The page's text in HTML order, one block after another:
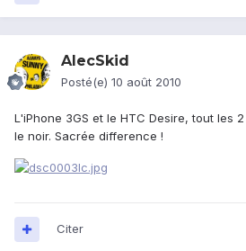
AlecSkid
Posté(e) 10 août 2010
L'iPhone 3GS et le HTC Desire, tout les
le noir. Sacrée difference !
Citer